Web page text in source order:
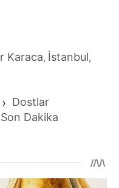
Karaca, İstanbul,
› Dostlar
Dakika